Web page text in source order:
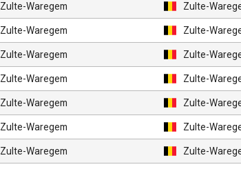
Zulte-Waregem Zulte-
Zulte-Waregem Zulte-
Zulte-Waregem Zulte-
Zulte-Waregem Zulte-
Zulte-Waregem Zulte-
Zulte-Waregem Zulte-
Zulte-Waregem Zulte-